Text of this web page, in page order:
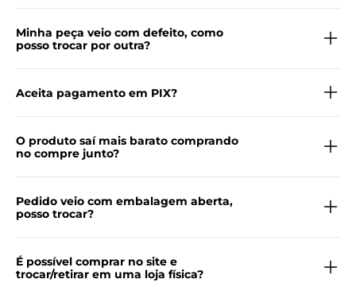
Minha peça veio com defeito, como
posso trocar por outra?
Aceita pagamento em PIX?
O produto saí mais barato comprando
no compre junto?
Pedido veio com embalagem aberta,
posso trocar?
É possível comprar no site e
trocar/retirar em uma loja física?